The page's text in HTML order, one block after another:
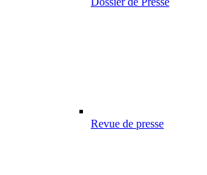
Revue de presse